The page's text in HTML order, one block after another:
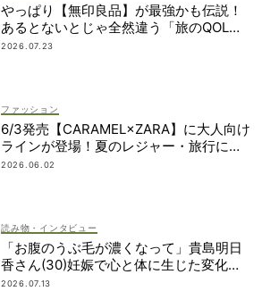
やっぱり【無印良品】が最強かも伝説！
あるとないとじゃ全然違う「旅のQOL爆
上げアイテム」
2026.07.23
ファッション
6/3発売【CARAMEL×ZARA】に大人向け
ラインが登場！夏のレジャー・旅行にも
おすすめ
2026.06.02
読み物・インタビュー
「お腹のうぶ毛が濃くなって」貴島明日
香さん(30)妊娠で心と体に生じた変化も
「愛しいです」
2026.07.13